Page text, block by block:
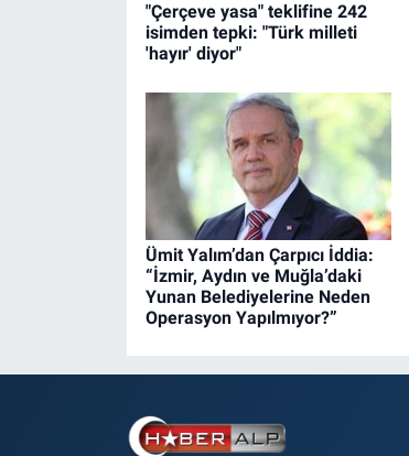
"Çerçeve yasa" teklifine 242
isimden tepki: "Türk milleti
'hayır' diyor"
Ümit Yalım’dan Çarpıcı İddia:
“İzmir, Aydın ve Muğla’daki
Yunan Belediyelerine Neden
Operasyon Yapılmıyor?”